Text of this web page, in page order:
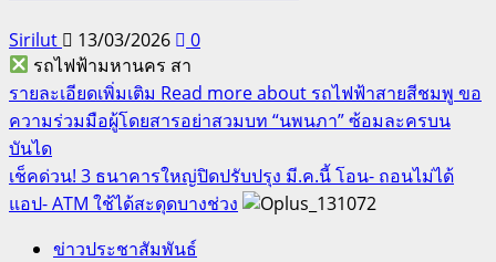
Sirilut 13/03/2026
0
รถไฟฟ้ามหานคร สา
รายละเอียดเพิ่มเติม Read more about รถไฟฟ้าสายสีชมพู ขอ
ความร่วมมือผู้โดยสารอย่าสวมบท “นพนภา” ซ้อมละครบน
บันได
เช็คด่วน! 3 ธนาคารใหญ่ปิดปรับปรุง มี.ค.นี้ โอน- ถอนไม่ได้
แอป- ATM ใช้ได้สะดุดบางช่วง
ข่าวประชาสัมพันธ์